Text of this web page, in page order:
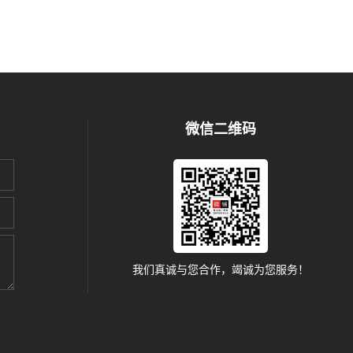
微信二维码
我们真诚与您合作，竭诚为您服务！